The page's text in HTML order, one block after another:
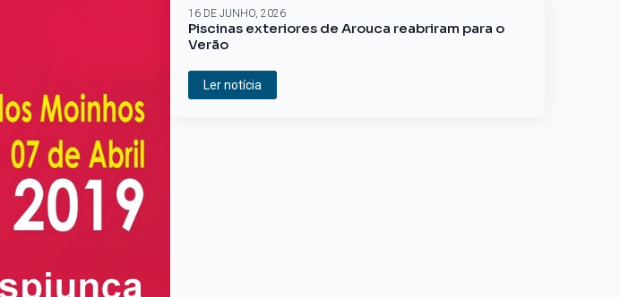
Piscinas exteriores de Arouca reabriram para o
Verão
16 DE JUNHO, 2026
Ler notícia